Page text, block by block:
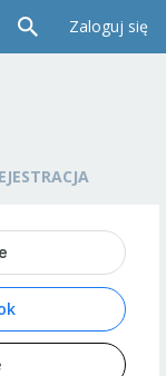
Zaloguj się